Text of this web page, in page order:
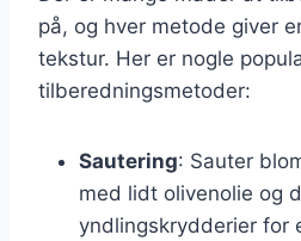
på, og hver metode giver
tekstur. Her er nogle
tilberedningsmetoder:
Sautering: Sauter
med lidt olivenolie og
yndlingskrydderier for